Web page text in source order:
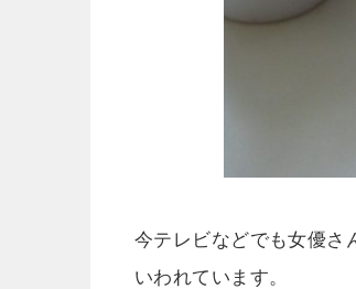
今テレビなどでも女優さ
いわれています。